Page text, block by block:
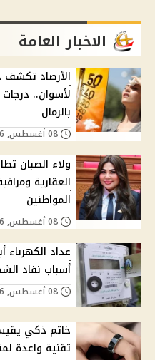
الاخبار العامة
الأرصاد
لأسوان..
بالرمال
ولاء الصبان
العقارية
المواطنين
عداد الكهرباء
أسباب نفاد
خاتم ذكي
تقنية واعدة